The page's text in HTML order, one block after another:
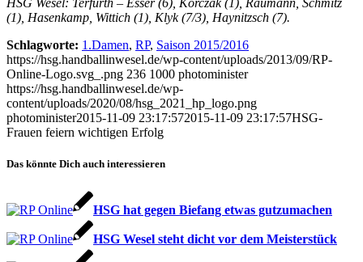
(1), Hasenkamp, Wittich (1), Klyk (7/3), Haynitzsch (7).
Schlagworte: 1.Damen, RP, Saison 2015/2016
https://hsg.handballinwesel.de/wp-content/uploads/2013/09/RP-
Online-Logo.svg_.png 236 1000 photominister
https://hsg.handballinwesel.de/wp-
content/uploads/2020/08/hsg_2021_hp_logo.png
photominister2015-11-09 23:17:572015-11-09 23:17:57HSG-
Frauen feiern wichtigen Erfolg
Das könnte Dich auch interessieren
HSG hat gegen Biefang etwas gutzumachen
HSG Wesel steht dicht vor dem Meisterstück